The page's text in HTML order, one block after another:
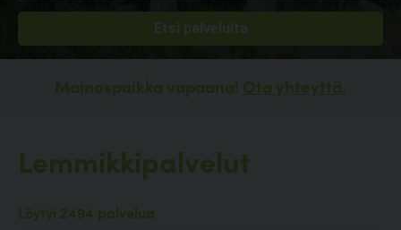
Mainospaikka vapaana! Ota yhteyttä.
Lemmikkipalvelut
Löytyi 2494 palvelua